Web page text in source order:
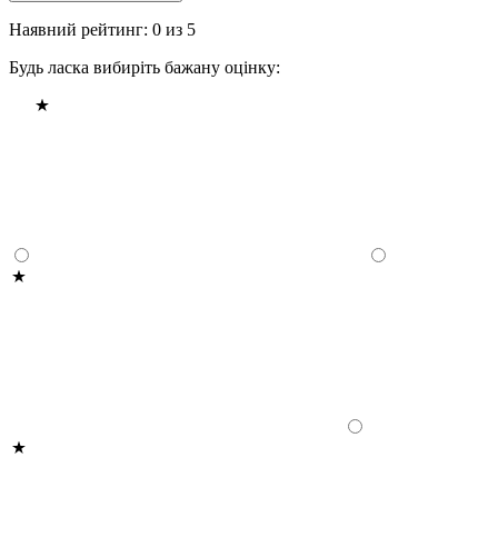
Наявний рейтинг: 0 из 5
Будь ласка вибиріть бажану оцінку: